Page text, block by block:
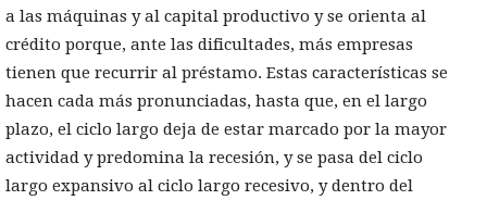
a las máquinas y al capital productivo y se orienta al
crédito porque, ante las dificultades, más empresas
tienen que recurrir al préstamo. Estas características se
hacen cada más pronunciadas, hasta que, en el largo
plazo, el ciclo largo deja de estar marcado por la mayor
actividad y predomina la recesión, y se pasa del ciclo
largo expansivo al ciclo largo recesivo, y dentro del